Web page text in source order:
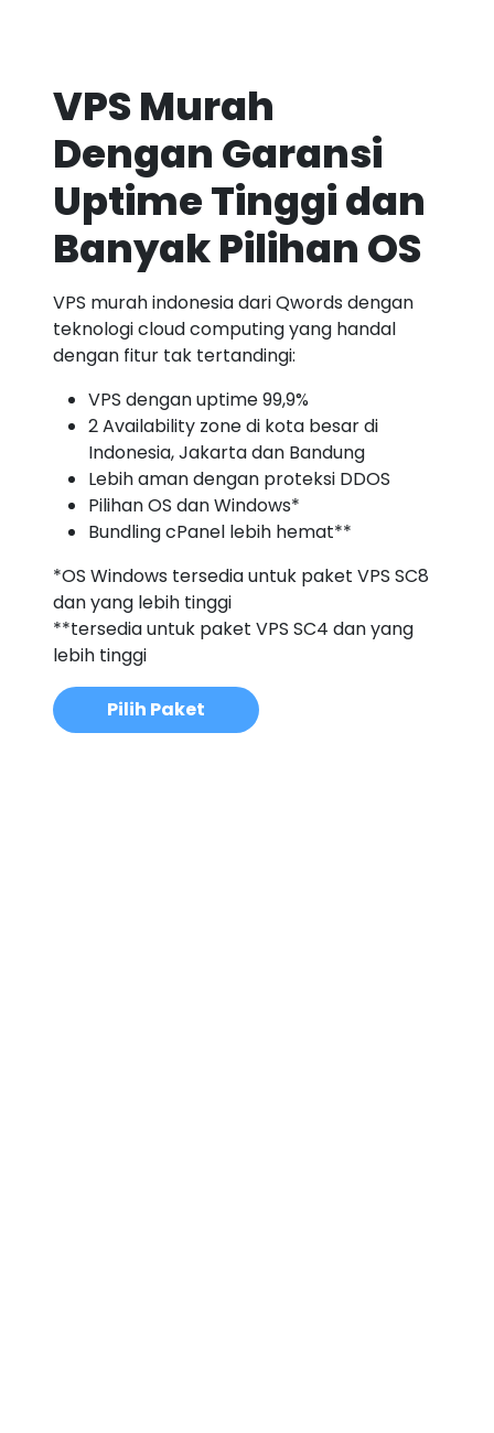
VPS Murah
Dengan Garansi
Uptime Tinggi dan
Banyak Pilihan OS
VPS murah indonesia dari Qwords dengan
teknologi cloud computing yang handal
dengan fitur tak tertandingi:
VPS dengan uptime 99,9%
2 Availability zone di kota besar di
Indonesia, Jakarta dan Bandung
Lebih aman dengan proteksi DDOS
Pilihan OS dan Windows*
Bundling cPanel lebih hemat**
*OS Windows tersedia untuk paket VPS SC8
dan yang lebih tinggi
**tersedia untuk paket VPS SC4 dan yang
lebih tinggi
Pilih Paket